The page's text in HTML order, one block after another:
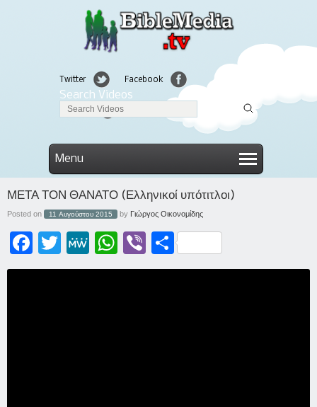
Twitter Facebook
Linkedin
Search Videos
Menu
ΜΕΤΑ ΤΟΝ ΘΑΝΑΤΟ (Ελληνικοί υπότιτλοι)
Posted on 11 Αυγούστου 2015 by Γιώργος Οικονομίδης
Facebook Twitter MeWe WhatsAppViber Μοιραστείτε